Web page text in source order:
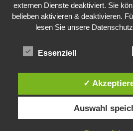
externen Dienste deaktiviert. Sie
belieben aktivieren & deaktivieren.
lesen Sie unsere
Essenziell
✓
Auswahl